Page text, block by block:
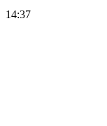
14:37